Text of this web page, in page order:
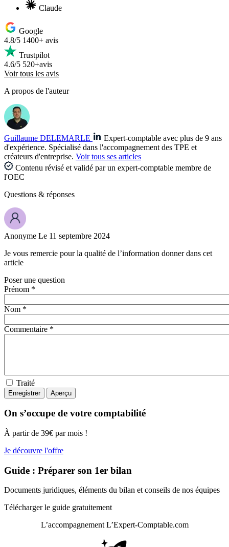
Claude
Google
4.8/5 1400+ avis
Trustpilot
4.6/5 520+avis
Voir tous les avis
A propos de l'auteur
Guillaume DELEMARLE
Expert-comptable avec plus de 9 ans
d'expérience. Spécialisé dans l'accompagnement des TPE et
créateurs d'entreprise. Voir tous ses articles
Contenu révisé et validé par un expert-comptable membre de
l'OEC
Questions & réponses
Anonyme Le 11 septembre 2024
Je vous remercie pour la qualité de l’information donner dans cet
article
Poser une question
Prénom *
Nom *
Commentaire *
Traité
On s’occupe de votre comptabilité
À partir de 39€ par mois !
Je découvre l'offre
Guide : Préparer son 1er bilan
Documents juridiques, éléments du bilan et conseils de nos équipes
Télécharger le guide gratuitement
L’accompagnementL’Expert-Comptable.com